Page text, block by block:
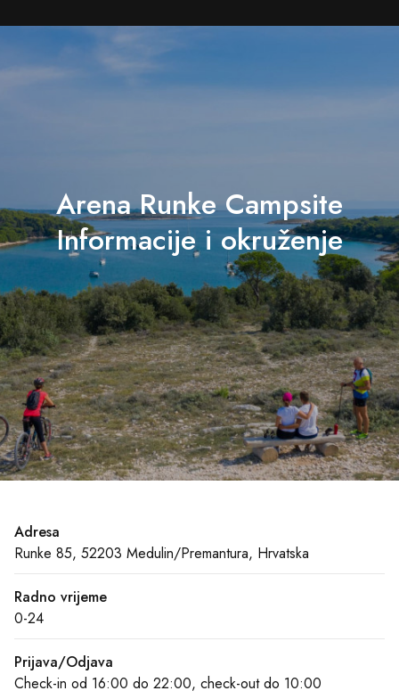
Arena Runke Campsite
Informacije i okruženje
Adresa
Runke 85, 52203 Medulin/Premantura, Hrvatska
Radno vrijeme
0-24
Prijava/Odjava
Check-in od 16:00 do 22:00, check-out do 10:00